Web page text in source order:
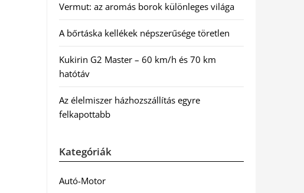
Vermut: az aromás borok különleges világa
A bőrtáska kellékek népszerűsége töretlen
Kukirin G2 Master – 60 km/h és 70 km
hatótáv
Az élelmiszer házhozszállítás egyre
felkapottabb
Kategóriák
Autó-Motor